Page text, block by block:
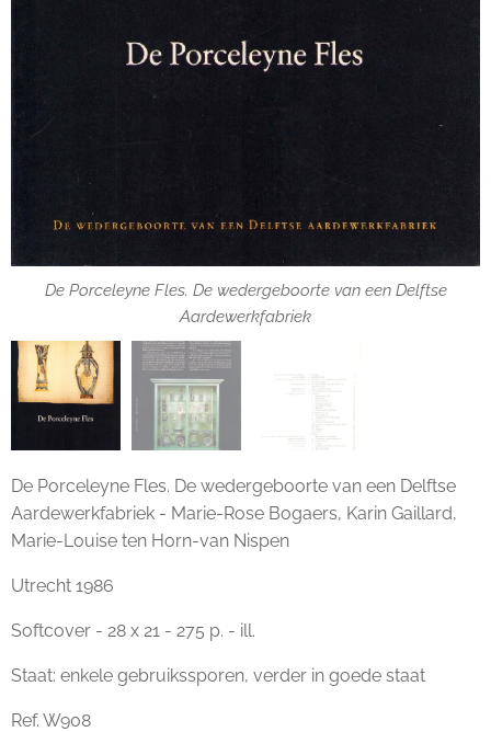
De Porceleyne Fles. De wedergeboorte van een Delftse
Aardewerkfabriek
De Porceleyne Fles. De wedergeboorte van een Delftse
Aardewerkfabriek
De Porceleyne Fles. De wedergeboorte van een Delftse
Aardewerkfabriek
De Porceleyne Fles. De wedergeboorte van een Delftse
Aardewerkfabriek - Marie-Rose Bogaers, Karin Gaillard,
Marie-Louise ten Horn-van Nispen
Utrecht 1986
Softcover - 28 x 21 - 275 p. - ill.
Staat: enkele gebruikssporen, verder in goede staat
Ref. W908